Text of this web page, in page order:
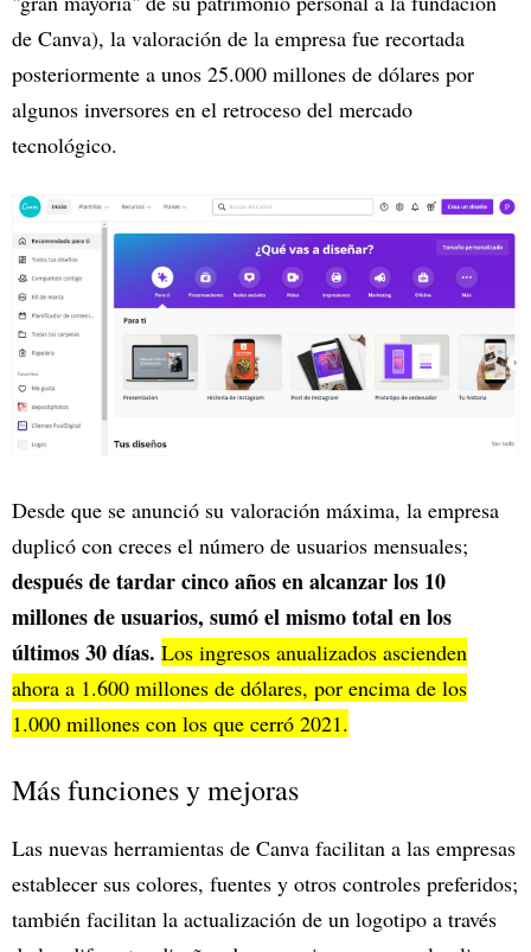
de Canva), la valoración de la empresa fue recortada
posteriormente a unos 25.000 millones de dólares por
algunos inversores en el retroceso del mercado
tecnológico.
Desde que se anunció su valoración máxima, la empresa
duplicó con creces el número de usuarios mensuales;
después de tardar cinco años en alcanzar los 10
millones de usuarios, sumó el mismo total en los
últimos 30 días. Los ingresos anualizados ascienden
ahora a 1.600 millones de dólares, por encima de los
1.000 millones con los que cerró 2021.
Más funciones y mejoras
Las nuevas herramientas de Canva facilitan a las empresas
establecer sus colores, fuentes y otros controles preferidos;
también facilitan la actualización de un logotipo a través